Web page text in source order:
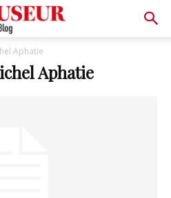
Aphatie
Aphatie